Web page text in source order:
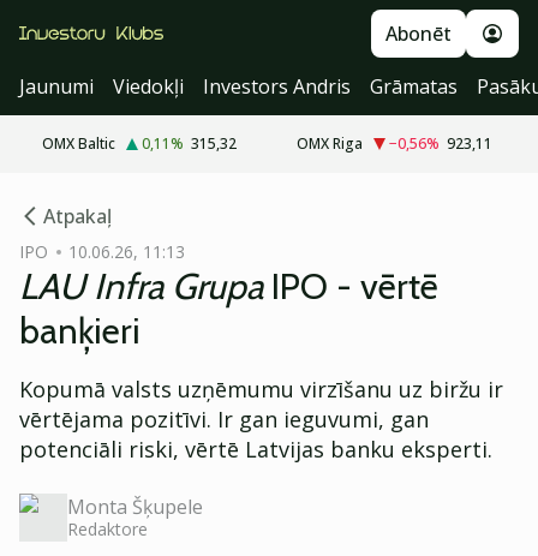
Abonēt
Jaunumi
Viedokļi Investors Andris Grāmatas
OMX Baltic 0,11% 315,32 OMX Riga −0,56% 923,11
Atpakaļ
IPO 10.06.26, 11:13
LAU Infra GrupaIPO - vērtē
banķieri
Kopumā valsts uzņēmumu virzīšanu uz biržu ir
vērtējama pozitīvi. Ir gan ieguvumi, gan
potenciāli riski, vērtē Latvijas banku eksperti.
Monta Šķupele
Redaktore